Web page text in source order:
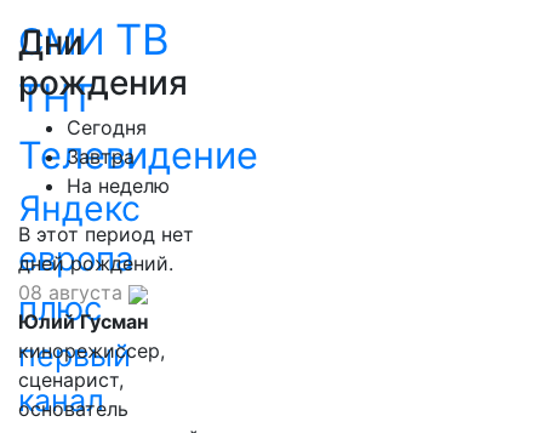
СМИ ТВ
ТНТ
Телевидение
Яндекс
европа
плюс
первый
канал
Дни
рождения
Сегодня
Завтра
На неделю
В этот период нет
дней рождений.
08 августа
Юлий Гусман
кинорежиссер,
сценарист,
основатель